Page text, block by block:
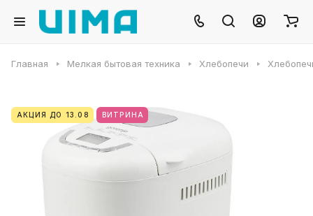
Главная Мелкая бытовая техника Хлебопечи
АКЦИЯ ДО 13.08 ВИТРИНА